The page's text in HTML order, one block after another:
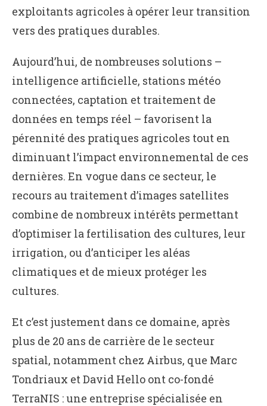
exploitants agricoles à opérer leur transition
vers des pratiques durables.
Aujourd’hui, de nombreuses solutions –
intelligence artificielle, stations météo
connectées, captation et traitement de
données en temps réel – favorisent la
pérennité des pratiques agricoles tout en
diminuant l’impact environnemental de ces
dernières. En vogue dans ce secteur, le
recours au traitement d’images satellites
combine de nombreux intérêts permettant
d’optimiser la fertilisation des cultures, leur
irrigation, ou d’anticiper les aléas
climatiques et de mieux protéger les
cultures.
Et c’est justement dans ce domaine, après
plus de 20 ans de carrière de le secteur
spatial, notamment chez Airbus, que Marc
Tondriaux et David Hello ont co-fondé
TerraNIS : une entreprise spécialisée en